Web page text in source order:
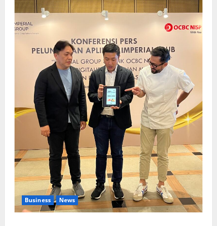
Business News